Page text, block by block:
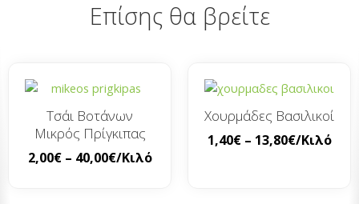
Επίσης θα βρείτε
Τσάι Βοτάνων
Μικρός Πρίγκιπας
2,00€ – 40,00€/Κιλό
Χουρμάδες Βασιλικοί
1,40€ – 13,80€/Κιλό